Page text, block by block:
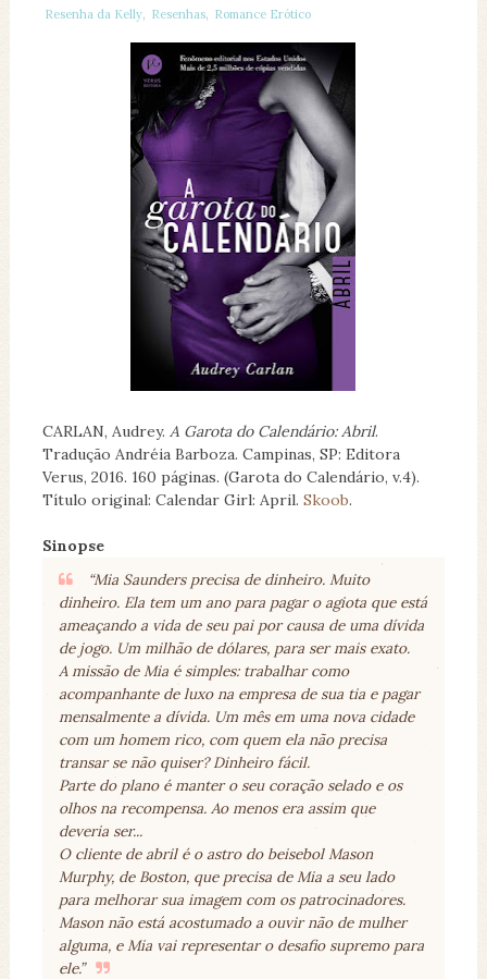
Resenha da Kelly, Resenhas, Romance Erótico
CARLAN, Audrey. A Garota do Calendário: Abril.
Tradução Andréia Barboza. Campinas, SP: Editora
Verus, 2016. 160 páginas. (Garota do Calendário, v.4).
Título original: Calendar Girl: April. Skoob.
Sinopse
“Mia Saunders precisa de dinheiro. Muito
dinheiro. Ela tem um ano para pagar o agiota que está
ameaçando a vida de seu pai por causa de uma dívida
de jogo. Um milhão de dólares, para ser mais exato.
A missão de Mia é simples: trabalhar como
acompanhante de luxo na empresa de sua tia e pagar
mensalmente a dívida. Um mês em uma nova cidade
com um homem rico, com quem ela não precisa
transar se não quiser? Dinheiro fácil.
Parte do plano é manter o seu coração selado e os
olhos na recompensa. Ao menos era assim que
deveria ser...
O cliente de abril é o astro do beisebol Mason
Murphy, de Boston, que precisa de Mia a seu lado
para melhorar sua imagem com os patrocinadores.
Mason não está acostumado a ouvir não de mulher
alguma, e Mia vai representar o desafio supremo para
ele.”